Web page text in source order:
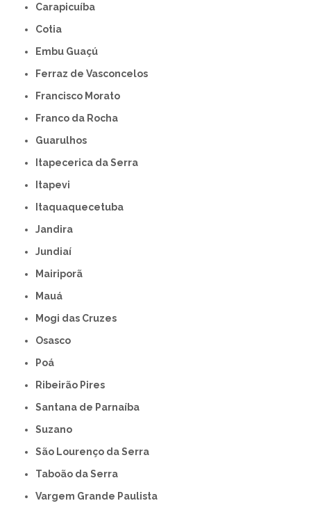
Carapicuíba
Cotia
Embu Guaçú
Ferraz de Vasconcelos
Francisco Morato
Franco da Rocha
Guarulhos
Itapecerica da Serra
Itapevi
Itaquaquecetuba
Jandira
Jundiaí
Mairiporã
Mauá
Mogi das Cruzes
Osasco
Poá
Ribeirão Pires
Santana de Parnaíba
Suzano
São Lourenço da Serra
Taboão da Serra
Vargem Grande Paulista